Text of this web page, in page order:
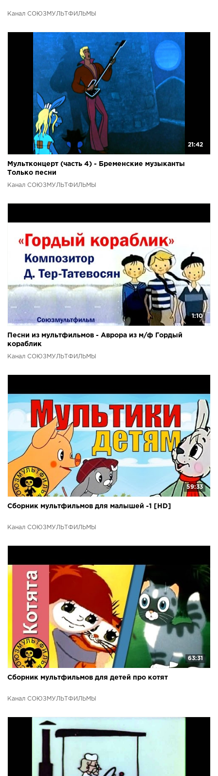
Канал СОЮЗМУЛЬТФИЛЬМЫ
21:42
Мультконцерт (часть 4) - Бременские музыканты
Только песни
Канал СОЮЗМУЛЬТФИЛЬМЫ
1:10
Песни из мультфильмов - Аврора из м/ф Гордый
кораблик
Канал СОЮЗМУЛЬТФИЛЬМЫ
59:33
Сборник мультфильмов для малышей -1 [HD]
Канал СОЮЗМУЛЬТФИЛЬМЫ
63:31
Сборник мультфильмов для детей про котят
Канал СОЮЗМУЛЬТФИЛЬМЫ